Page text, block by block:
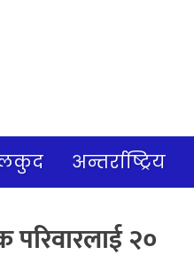
अन्तर्राष्ट्रिय
परिवारलाई २०